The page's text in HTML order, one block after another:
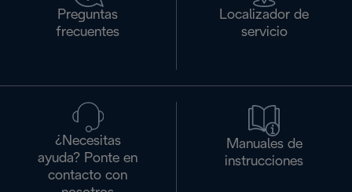
Preguntas
frecuentes
Localizador de
servicio
¿Necesitas
ayuda? Ponte en
contacto con
Manuales de
instrucciones